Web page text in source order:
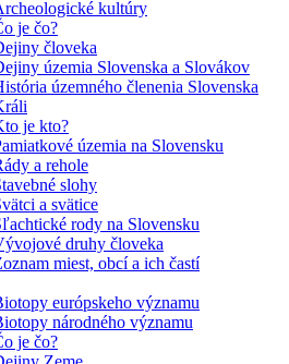
kultúry
je čo?
človeka
územia Slovenska a Slovákov
územného členenia Slovenska
je kto?
územia na Slovensku
a rehole
slohy
a svätice
rody na Slovensku
druhy človeka
miest, obcí a ich častí
európskeho významu
národného významu
je čo?